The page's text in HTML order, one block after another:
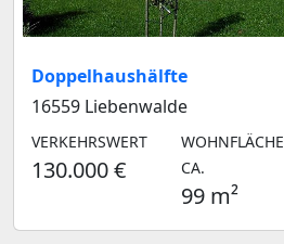
Doppelhaushälfte
16559 Liebenwalde
VERKEHRSWERT
130.000 €
WOHNFLÄCHE
CA.
99 m²